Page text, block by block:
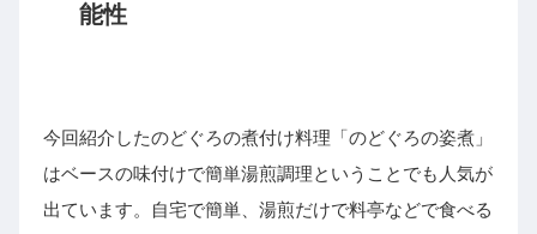
能性
今回紹介したのどぐろの煮付け料理「のどぐろの姿煮」
はベースの味付けで簡単湯煎調理ということでも人気が
出ています。自宅で簡単、湯煎だけで料亭などで食べる